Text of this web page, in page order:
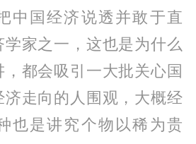
中国经济说透并敢于直
家之一，这也是为什么
都会吸引一大批关心国
走向的人围观，大概经
也是讲究个物以稀为贵